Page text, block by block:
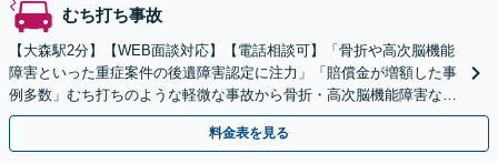
むち打ち事故
【大森駅2分】【WEB面談対応】【電話相談可】「骨折や高次脳機能
障害といった重症案件の後遺障害認定に注力」「賠償金が増額した事
例多数」むち打ちのような軽微な事故から骨折・高次脳機能障害など
の重症事故まで、事故の規模に関わらず対応いたします
料金表を見る